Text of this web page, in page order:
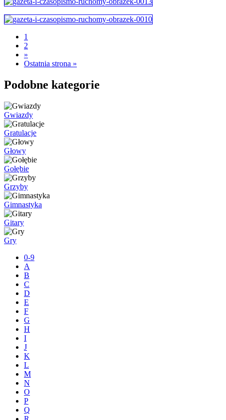
1
2
»
Ostatnia strona »
Podobne kategorie
Gwiazdy
Gratulacje
Głowy
Gołębie
Grzyby
Gimnastyka
Gitary
Gry
0-9
A
B
C
D
E
F
G
H
I
J
K
L
M
N
O
P
Q